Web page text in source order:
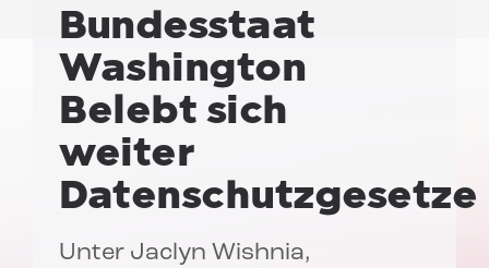
Bundesstaat
Washington
Belebt sich
weiter
Datenschutzgesetze
Unter Jaclyn Wishnia,